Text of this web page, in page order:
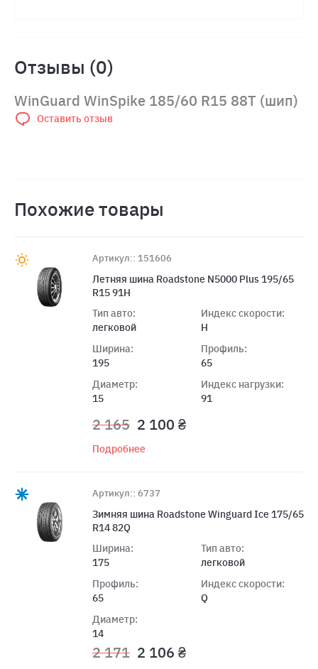
Отзывы (0)
WinGuard WinSpike 185/60 R15 88T (шип)
Оставить отзыв
Похожие товары
Артикул:: 151606
Летняя шина Roadstone N5000 Plus 195/65
R15 91H
Тип авто:
легковой
Ширина:
195
Диаметр:
15
Индекс скорости:
H
Профиль:
65
Индекс нагрузки:
91
2 165 2 100 ₴
Подробнее
Артикул:: 6737
Зимняя шина Roadstone Winguard Ice 175/65
R14 82Q
Ширина:
175
Профиль:
65
Диаметр:
14
Тип авто:
легковой
Индекс скорости:
Q
2 171 2 106 ₴